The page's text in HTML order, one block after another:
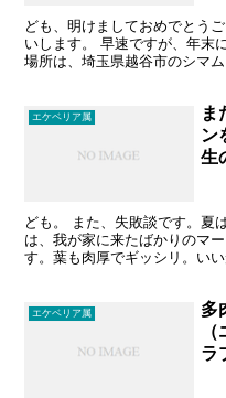
ども、明けましておめでとう
いします。 早速ですが、年末
場所は、埼玉県越谷市のシマ
エケベリア属
ま
ン
生
ども。 また、失敗談です。夏
は、我が家に来たばかりのマ
す。葉も肉厚でギッシリ。い
エケベリア属
多
ラ